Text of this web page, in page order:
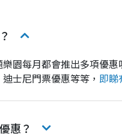
園每月都會推出多項優
士尼門票優惠等等， 即睇
惠？